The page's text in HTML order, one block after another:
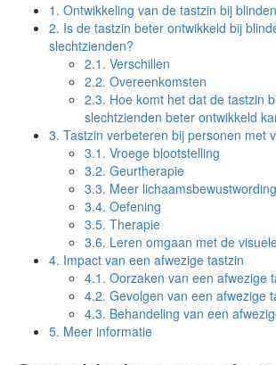
1. Ontwikkeling van de tastzin bij
2. Is de tastzin beter ontwikkeld bij
slechtzienden?
2.1. Verschillen
2.2. Overeenkomsten
2.3. Hoe komt het dat de tastzin
slechtzienden beter ontwikkeld
3. Tastzin verbeteren bij personen met
3.1. Vroege blootstelling
3.2. Geurtherapie
3.3. Meer lichaamsbewustwording
3.4. Oefening
3.5. Therapie
3.6. Leren omgaan met de
4. Impact van een afwezige tastzin
4.1. Oorzaken van een afwezige
4.2. Gevolgen van een afwezige
4.3. Behandeling van een
5. Meer informatie